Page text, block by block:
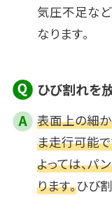
気圧不足な
なります。
ひび割れを
表面上の細
ま走行可能
よっては、パ
ります。ひび